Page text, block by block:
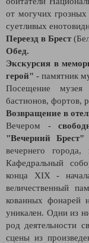
от могучих
суетливых
Переезд в Брест
Обед.
Экскурсия в
герой" - памятник
Посещение музея
бастионов, фортов,
Возвращение в
Вечером -
"Вечерний Брест"
вечернего
Кафедральный
конца XIX -
величественный
кованных фонарей
уникален. Одни из
род деятельности
сцены из